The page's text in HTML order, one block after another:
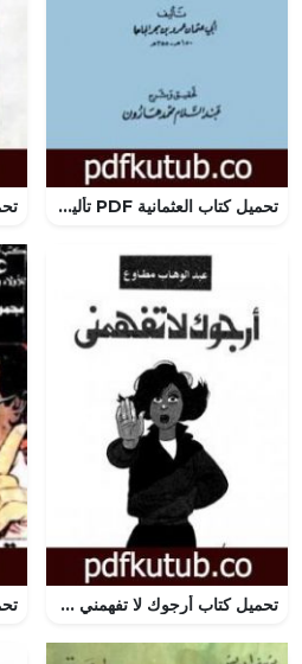
تحميل كتاب العثمانية PDF تأليف عمرو بن بحر الجاحظ مجانا [كامل]
تحميل كتاب أرجوك لا تفهمني PDF تأليف عبد الوهاب مطاوع مجانا [كامل]